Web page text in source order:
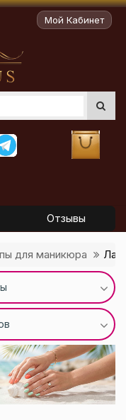
Мой Кабинет
Отзывы
для маникюра